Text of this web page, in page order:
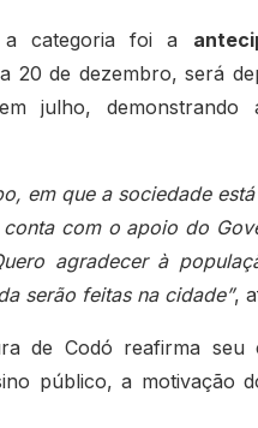
a categoria foi a
20 de dezembro, será
julho,
em que a sociedade
com o apoio do
agradecer à
serão feitas na cidade”,
de Codó reafirma
público, a motivação